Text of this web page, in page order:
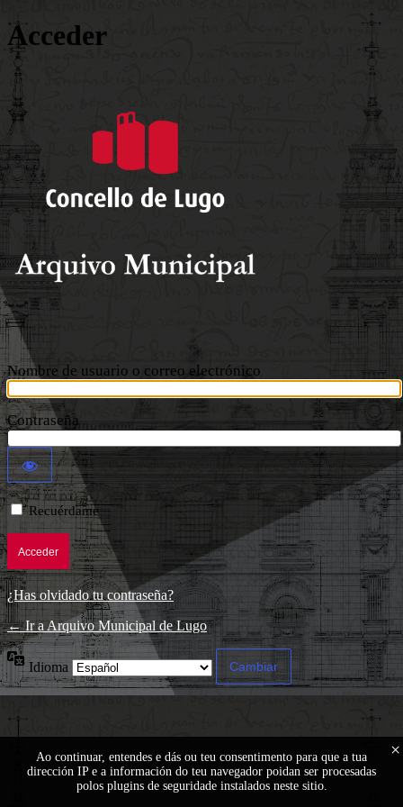
Acceder
Nombre de usuario o correo electrónico
Contraseña
Recuérdame
¿Has olvidado tu contraseña?
← Ir a Arquivo Municipal de Lugo
Idioma
Ao continuar, entendes e dás ou teu consentimento para que a tua
dirección IP e a información do teu navegador poidan ser procesadas
polos plugins de seguridade instalados neste sitio.
×